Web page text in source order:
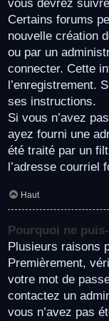
vous devrez
Certains forums
nouvelle création
ou par un
connecter. Cette
l’enregistrement.
ses instructions.
Si vous n’avez
ayez fourni une
été traité par un
l’adresse courriel
Haut
Pourquoi ne
Plusieurs raisons
Premièrement,
votre mot de
contactez un
vous n’avez pas